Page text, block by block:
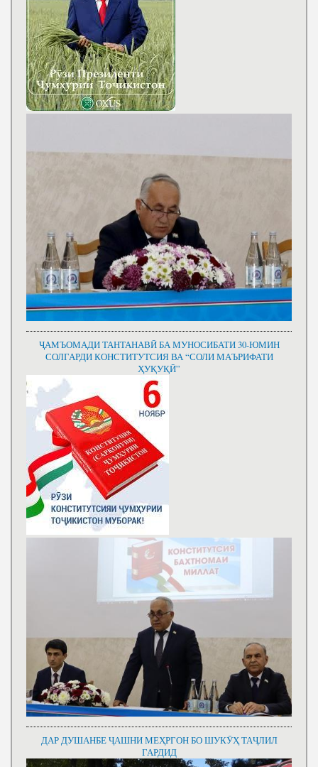
ҶАМЪОМАДИ ТАНТАНАВӢ БА МУНОСИБАТИ 30-ЮМИН
СОЛГАРДИ КОНСТИТУТСИЯ ВА “СОЛИ МАЪРИФАТИ
ҲУҚУҚӢ”
ДАР ДУШАНБЕ ҶАШНИ МЕҲРГОН БО ШУКӮҲ ТАҶЛИЛ
ГАРДИД